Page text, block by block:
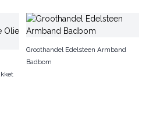
Groothandel Edelsteen Armband
Badbom